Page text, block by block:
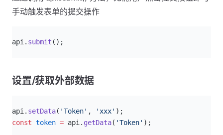
手动触发表单的提交操作
api. submit ();
设置/获取外部数据
api. setData( 'Token' , 'xxx' );
const token = api. getData( 'Token' );